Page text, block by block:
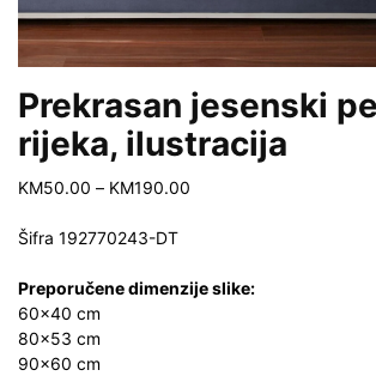
Prekrasan jesenski
rijeka, ilustracija
KM50.00 – KM190.00
KM190.00
Šifra 192770243-DT
Preporučene dimenzije slike:
60×40 cm
80×53 cm
90×60 cm